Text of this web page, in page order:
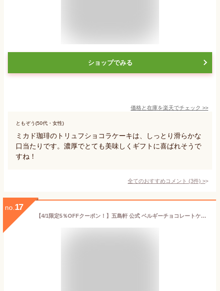
ショップでみる
価格と在庫を楽天でチェック >>
ともぞう(50代・女性)
ミカド珈琲のトリュフショコラケーキは、しっとり滑らかな
口当たりです。濃厚でとても美味しくギフトに喜ばれそうで
すね！
全てのおすすめコメント (3件) >
no. 17
【4/1限定5％OFFクーポン！】五島軒 公式 ベルギーチョコレートケーキ 函館 五島軒 ギフト ベルギーチョコレート 冷凍 スイーツ 母の日ギフト 早割 御歳暮 ホワイトデー お返し 誕生日 送料込